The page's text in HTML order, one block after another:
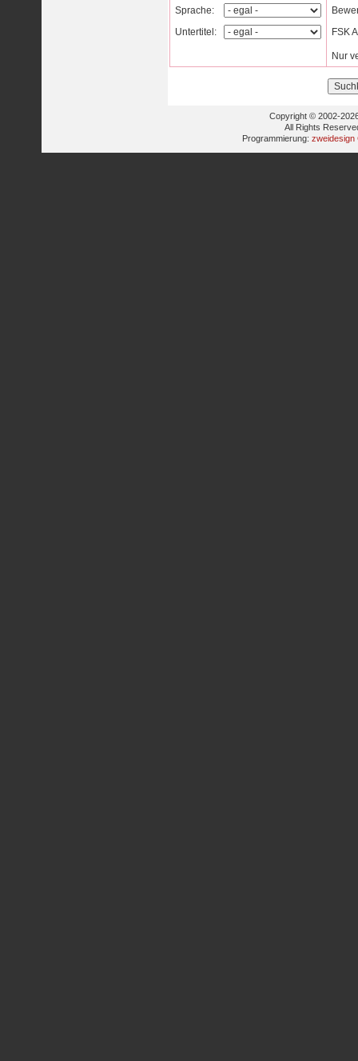
Sprache:
Untertitel:
FSK
Nur
Copyright © 2002-
All Rights
Programmierung: zweidesign